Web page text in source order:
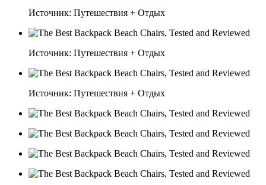
Источник: Путешествия + Отдых
Источник: Путешествия + Отдых
Источник: Путешествия + Отдых